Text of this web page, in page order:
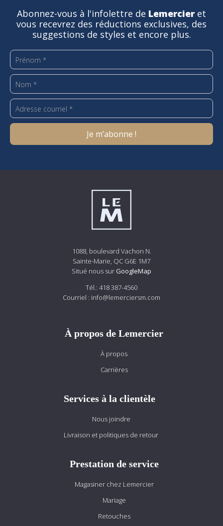
Abonnez-vous à l'infolettre de Lemercier et
vous recevrez des réductions exclusives, des
suggestions de styles et encore plus.
1088, boulevard Vachon N.
Sainte-Marie, QC G6E 1M7
Situé nous sur GoogleMap
Tél.: 418 387-4560
Courriel : info@lemerciersm.com
À propos de Lemercier
À propos
Carrières
Services à la clientèle
Nous joindre
Livraison et politiques de retour
Prestation de service
Magasiner chez Lemercier
Mariage
Retouches